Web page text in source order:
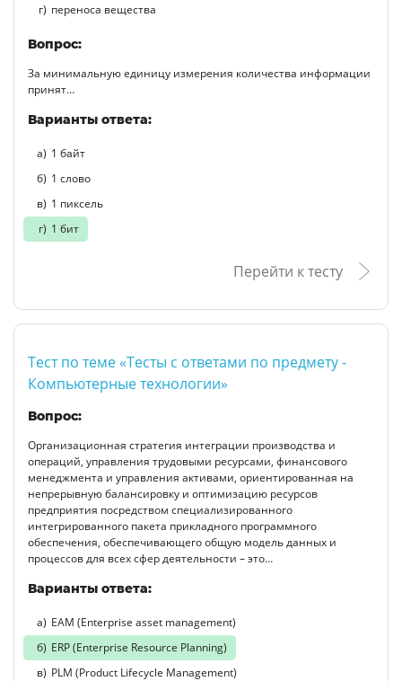
переноса вещества
Вопрос:
За минимальную единицу измерения количества информации
принят…
Варианты ответа:
1 байт
1 слово
1 пиксель
1 бит
Перейти к тесту
Тест по теме «Тесты с ответами по предмету -
Компьютерные технологии»
Вопрос:
Организационная стратегия интеграции производства и
операций, управления трудовыми ресурсами, финансового
менеджмента и управления активами, ориентированная на
непрерывную балансировку и оптимизацию ресурсов
предприятия посредством специализированного
интегрированного пакета прикладного программного
обеспечения, обеспечивающего общую модель данных и
процессов для всех сфер деятельности – это…
Варианты ответа:
ЕАМ (Enterprise asset management)
ERP (Enterprise Resource Planning)
PLM (Product Lifecycle Management)